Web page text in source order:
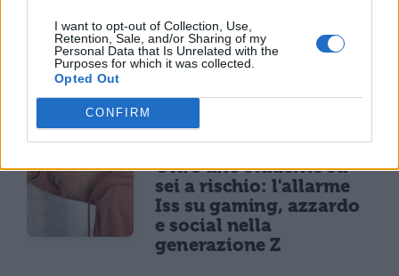
I want to opt-out of Collection, Use,
Retention, Sale, and/or Sharing of my
Personal Data that Is Unrelated with the
Purposes for which it was collected.
Opted Out
CONFIRM
minori di 15 anni dal 1°
settembre: come
funziona il controllo
NEWS LIFESTYLE
Oltre uno studente su
sei a rischio: l'allarme
Iss su gaming, azzardo
e social nella
generazione Z